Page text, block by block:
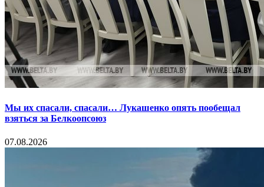
Мы их спасали, спасали… Лукашенко опять пообещал
взяться за Белкоопсоюз
07.08.2026